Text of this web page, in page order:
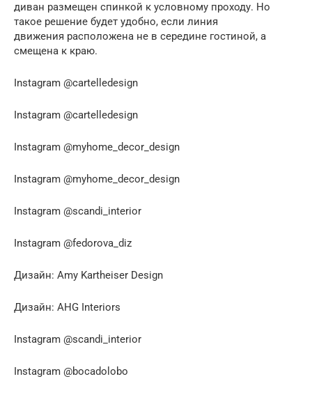
диван размещен спинкой к условному проходу. Но
такое решение будет удобно, если линия
движения расположена не в середине гостиной, а
смещена к краю.
Instagram @cartelledesign
Instagram @cartelledesign
Instagram @myhome_decor_design
Instagram @myhome_decor_design
Instagram @scandi_interior
Instagram @fedorova_diz
Дизайн: Amy Kartheiser Design
Дизайн: AHG Interiors
Instagram @scandi_interior
Instagram @bocadolobo